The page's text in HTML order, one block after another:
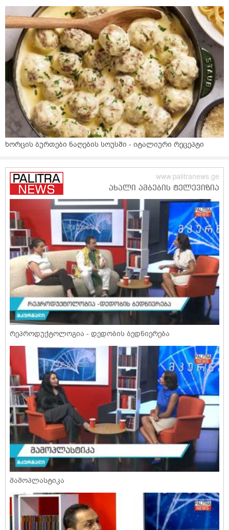
ხორცის ბურთები ნაღების სოუსში - იტალიური რეცეპტი
რეპროდუქტოლოგია - დედობის ბედნიერება
მამოპლასტიკა